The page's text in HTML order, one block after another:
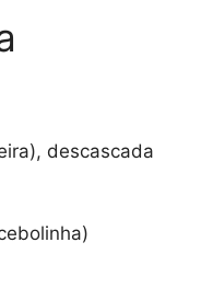
descascada